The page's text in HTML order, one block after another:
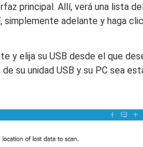
principal. Allí, verá una lista
simplemente adelante y haga
y elija su USB desde el que
su unidad USB y su PC sea